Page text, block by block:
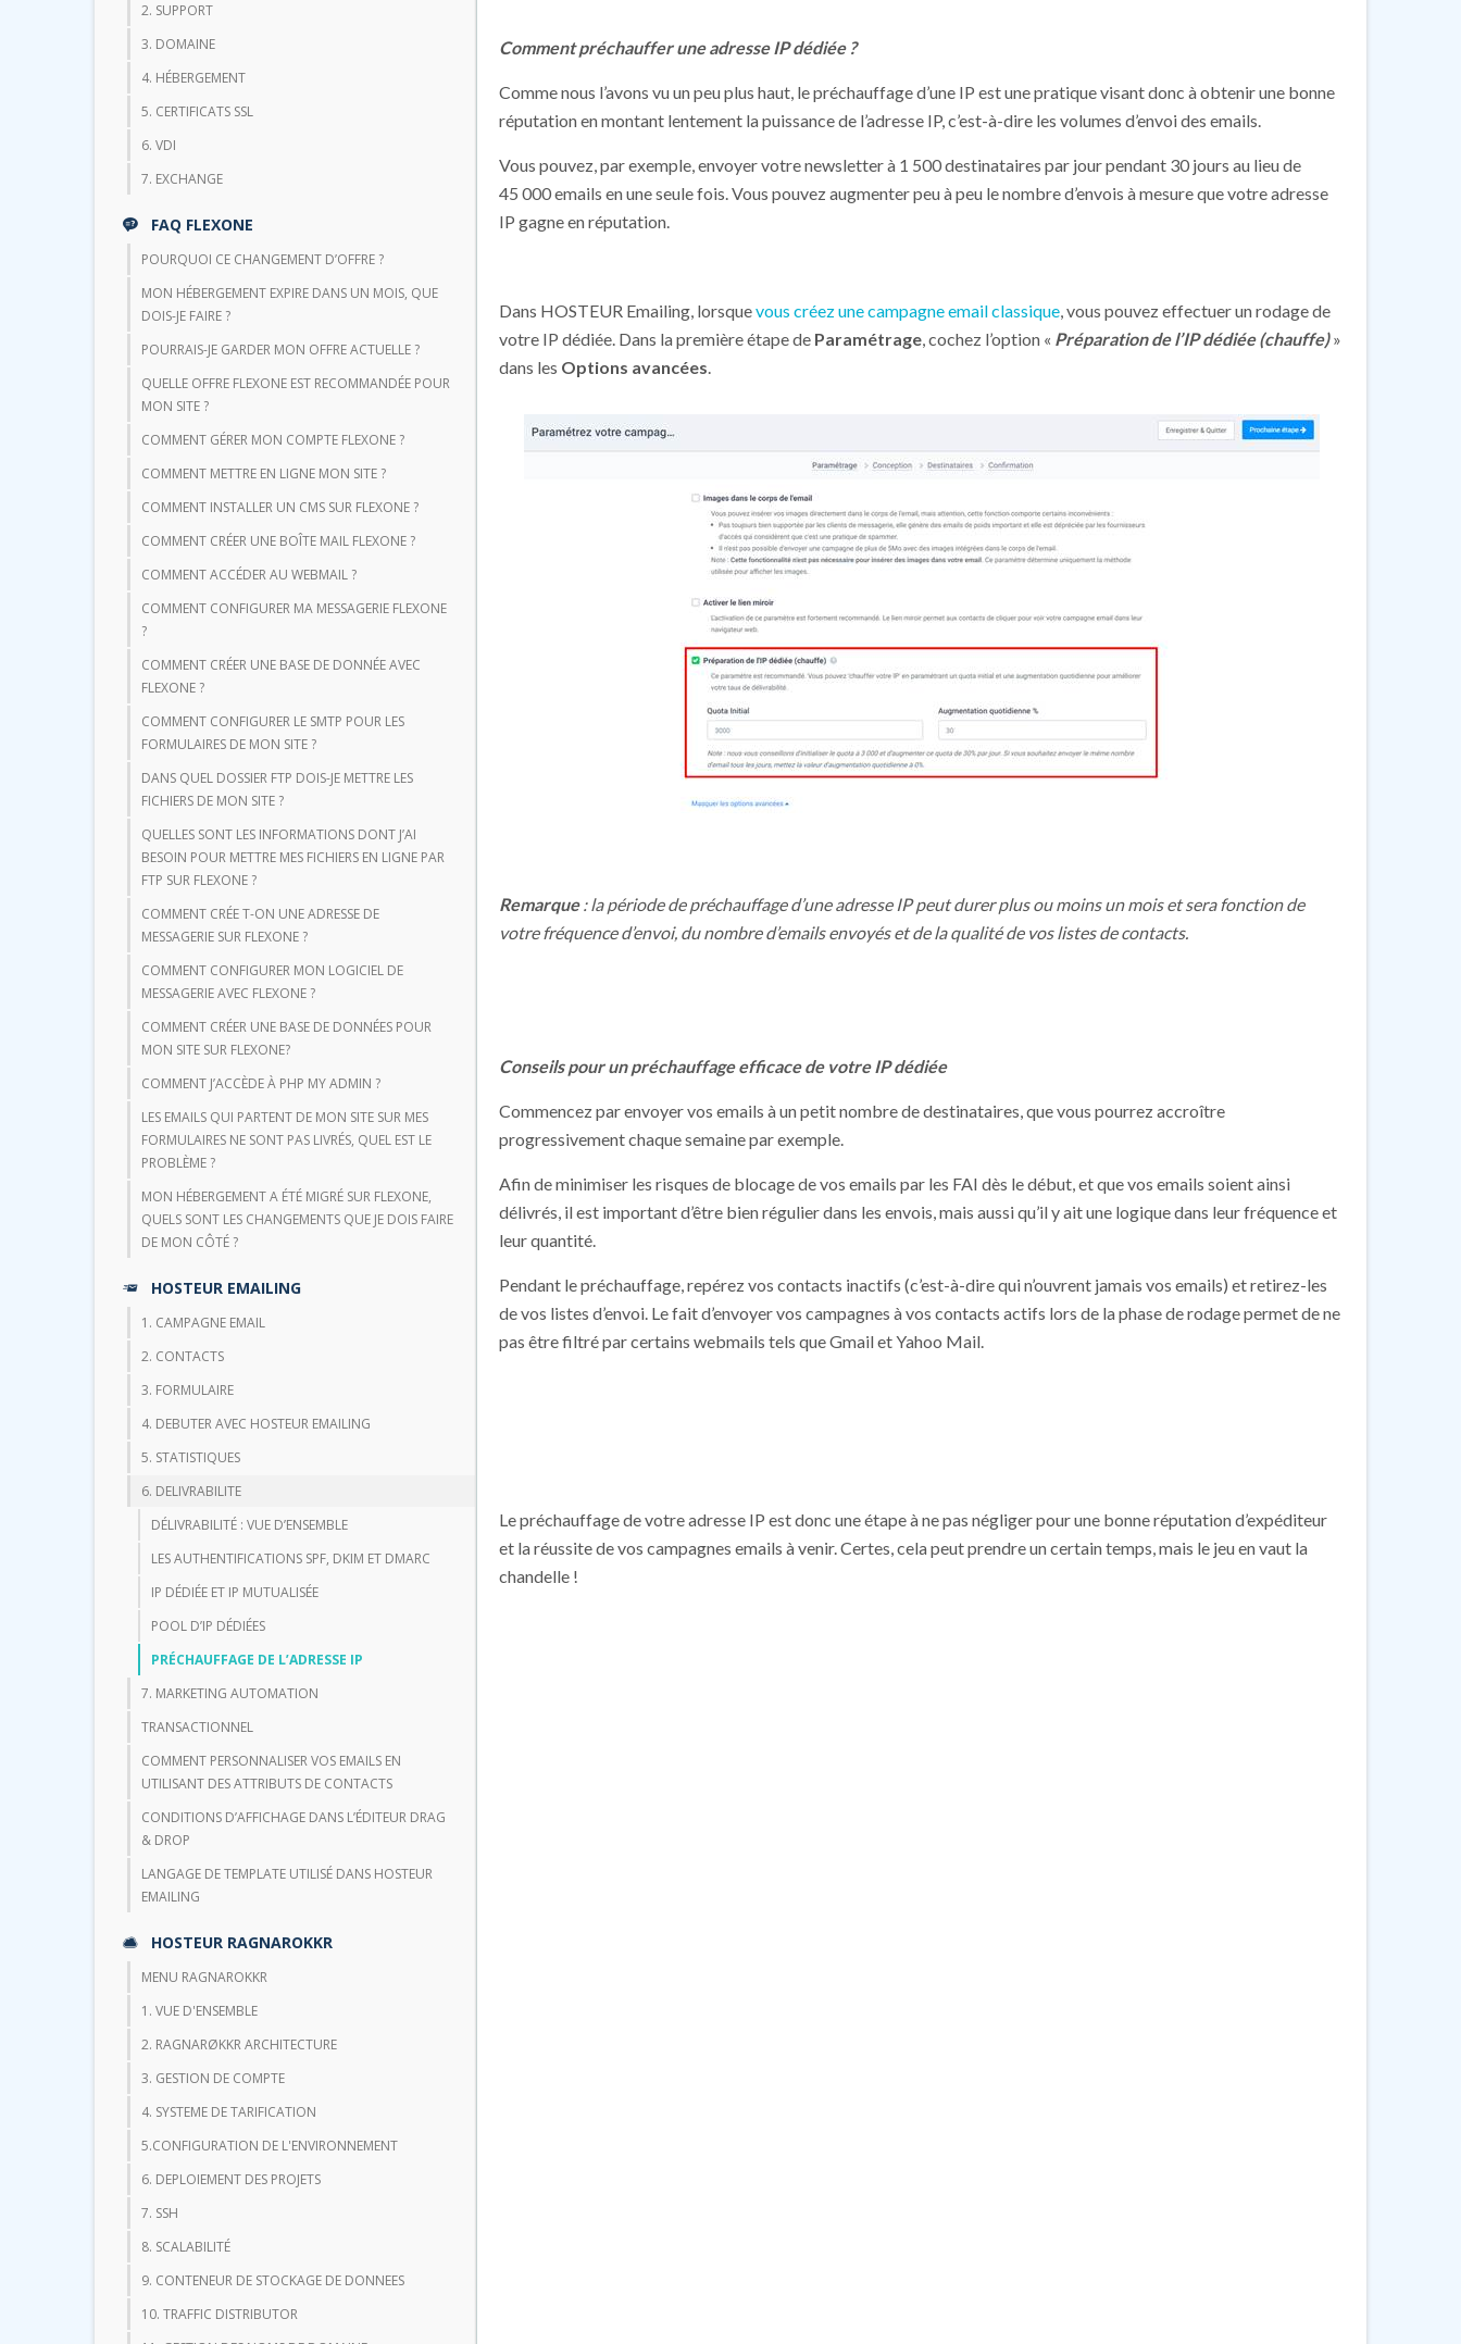
2. SUPPORT
3. DOMAINE
4. HÉBERGEMENT
5. CERTIFICATS SSL
6. VDI
7. EXCHANGE
FAQ FLEXONE
POURQUOI CE CHANGEMENT D’OFFRE ?
MON HÉBERGEMENT EXPIRE DANS UN MOIS, QUE
DOIS-JE FAIRE ?
POURRAIS-JE GARDER MON OFFRE ACTUELLE ?
QUELLE OFFRE FLEXONE EST RECOMMANDÉE POUR
MON SITE ?
COMMENT GÉRER MON COMPTE FLEXONE ?
COMMENT METTRE EN LIGNE MON SITE ?
COMMENT INSTALLER UN CMS SUR FLEXONE ?
COMMENT CRÉER UNE BOÎTE MAIL FLEXONE ?
COMMENT ACCÉDER AU WEBMAIL ?
COMMENT CONFIGURER MA MESSAGERIE FLEXONE
?
COMMENT CRÉER UNE BASE DE DONNÉE AVEC
FLEXONE ?
COMMENT CONFIGURER LE SMTP POUR LES
FORMULAIRES DE MON SITE ?
DANS QUEL DOSSIER FTP DOIS-JE METTRE LES
FICHIERS DE MON SITE ?
QUELLES SONT LES INFORMATIONS DONT J’AI
BESOIN POUR METTRE MES FICHIERS EN LIGNE PAR
FTP SUR FLEXONE ?
COMMENT CRÉE T-ON UNE ADRESSE DE
MESSAGERIE SUR FLEXONE ?
COMMENT CONFIGURER MON LOGICIEL DE
MESSAGERIE AVEC FLEXONE ?
COMMENT CRÉER UNE BASE DE DONNÉES POUR
MON SITE SUR FLEXONE?
COMMENT J’ACCÈDE À PHP MY ADMIN ?
LES EMAILS QUI PARTENT DE MON SITE SUR MES
FORMULAIRES NE SONT PAS LIVRÉS, QUEL EST LE
PROBLÈME ?
MON HÉBERGEMENT A ÉTÉ MIGRÉ SUR FLEXONE,
QUELS SONT LES CHANGEMENTS QUE JE DOIS FAIRE
DE MON CÔTÉ ?
HOSTEUR EMAILING
1. CAMPAGNE EMAIL
2. CONTACTS
3. FORMULAIRE
4. DEBUTER AVEC HOSTEUR EMAILING
5. STATISTIQUES
6. DELIVRABILITE
DÉLIVRABILITÉ : VUE D’ENSEMBLE
LES AUTHENTIFICATIONS SPF, DKIM ET DMARC
IP DÉDIÉE ET IP MUTUALISÉE
POOL D’IP DÉDIÉES
PRÉCHAUFFAGE DE L’ADRESSE IP
7. MARKETING AUTOMATION
TRANSACTIONNEL
COMMENT PERSONNALISER VOS EMAILS EN
UTILISANT DES ATTRIBUTS DE CONTACTS
CONDITIONS D’AFFICHAGE DANS L’ÉDITEUR DRAG
& DROP
LANGAGE DE TEMPLATE UTILISÉ DANS HOSTEUR
EMAILING
HOSTEUR RAGNAROKKR
MENU RAGNAROKKR
1. VUE D'ENSEMBLE
2. RAGNARØKKR ARCHITECTURE
3. GESTION DE COMPTE
4. SYSTEME DE TARIFICATION
5.CONFIGURATION DE L'ENVIRONNEMENT
6. DEPLOIEMENT DES PROJETS
7. SSH
8. SCALABILITÉ
9. CONTENEUR DE STOCKAGE DE DONNEES
10. TRAFFIC DISTRIBUTOR
Comment préchauffer une adresse IP dédiée ?
Comme nous l’avons vu un peu plus haut, le préchauffage d’une IP est une pratique visant donc à obtenir une bonne
réputation en montant lentement la puissance de l’adresse IP, c’est-à-dire les volumes d’envoi des emails.
Vous pouvez, par exemple, envoyer votre newsletter à 1 500 destinataires par jour pendant 30 jours au lieu de
45 000 emails en une seule fois. Vous pouvez augmenter peu à peu le nombre d’envois à mesure que votre adresse
IP gagne en réputation.
Dans HOSTEUR Emailing, lorsquevous créez une campagne email classique, vous pouvez effectuer un rodage de
votre IP dédiée. Dans la première étape de Paramétrage, cochez l’option « Préparation de l’IP dédiée (chauffe)»
dans les Options avancées.
Remarque: la période de préchauffage d’une adresse IP peut durer plus ou moins un mois et sera fonction de
votre fréquence d’envoi, du nombre d’emails envoyés et de la qualité de vos listes de contacts.
Conseils pour un préchauffage efficace de votre IP dédiée
Commencez par envoyer vos emails à un petit nombre de destinataires, que vous pourrez accroître
progressivement chaque semaine par exemple.
Afin de minimiser les risques de blocage de vos emails par les FAI dès le début, et que vos emails soient ainsi
délivrés, il est important d’être bien régulier dans les envois, mais aussi qu’il y ait une logique dans leur fréquence et
leur quantité.
Pendant le préchauffage, repérez vos contacts inactifs (c’est-à-dire qui n’ouvrent jamais vos emails) et retirez-les
de vos listes d’envoi. Le fait d’envoyer vos campagnes à vos contacts actifs lors de la phase de rodage permet de ne
pas être filtré par certains webmails tels que Gmail et Yahoo Mail.
Le préchauffage de votre adresse IP est donc une étape à ne pas négliger pour une bonne réputation d’expéditeur
et la réussite de vos campagnes emails à venir. Certes, cela peut prendre un certain temps, mais le jeu en vaut la
chandelle !